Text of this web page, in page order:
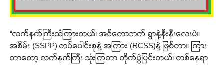
“လက်နက်ကြီးသံကြားတယ်၊ အင်တောဘက် ရွာနဲ့နီးနီးလေးပဲ။
အစိမ်း (SSPP) တပ်ပေါင်းစုနဲ့ အကြား (RCSS)နဲ့ ဖြစ်တာ။ ကြား
တာတော့ လက်နက်ကြီး သုံးကြတာ တိုက်ပွဲပြင်းတယ်၊ တစ်နေရာ